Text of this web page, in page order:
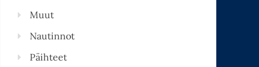
Muut
Nautinnot
Päihteet